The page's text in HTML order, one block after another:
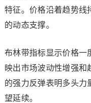
特征。价格沿着趋势线
的动态支撑。
布林带指标显示价格一
映出市场波动性增强和
的强力反弹表明多头力
望延续。